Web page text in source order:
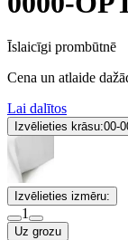
Īslaicīgi prombūtnē
Cena un atlaide
Lai dalītos
Izvēlieties krāsu:00-
Izvēlieties izmēru:
1
Uz grozu